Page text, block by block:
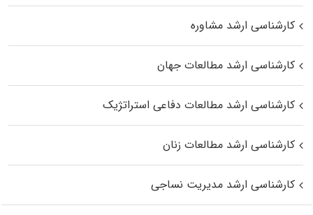
کارشناسی ارشد مشاوره
کارشناسی ارشد مطالعات جهان
کارشناسی ارشد مطالعات دفاعی استراتژیک
کارشناسی ارشد مطالعات زنان
کارشناسی ارشد مدیریت نساجی